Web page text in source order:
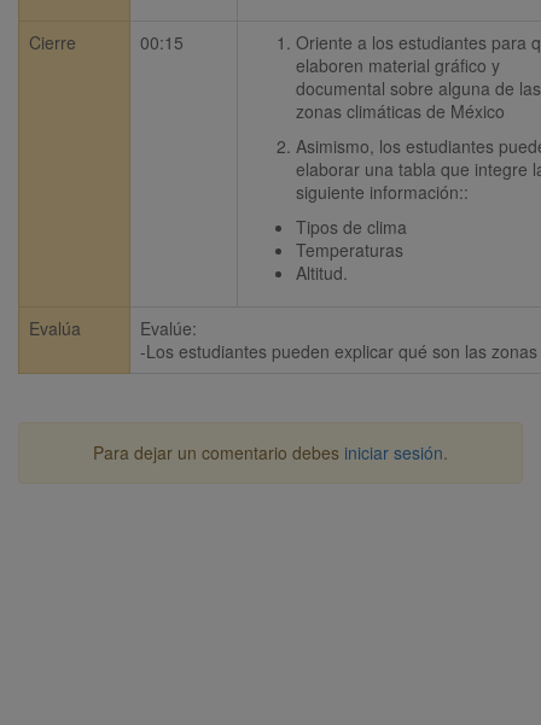
Cierre 00:15
Oriente a los estudiantes para
elaboren material gráfico y
documental sobre alguna de
zonas climáticas de México
Asimismo, los estudiantes
elaborar una tabla que integre
siguiente información::
Tipos de clima
Temperaturas
Altitud.
Evalúa
Evalúe:
-Los estudiantes pueden explicar qué son las
Para dejar un comentario debes iniciar sesión.